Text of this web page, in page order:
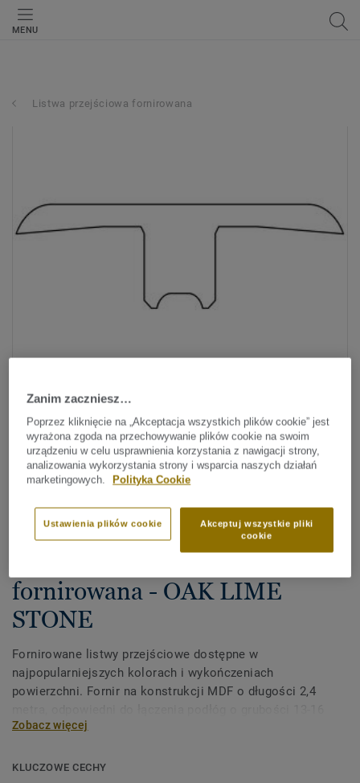
MENU
Listwa przejściowa fornirowana
Akcesoria
fornirowana - OAK LIME
STONE
Fornirowane listwy przejściowe dostępne w
najpopularniejszych kolorach i wykończeniach
powierzchni. Fornir na konstrukcji MDF o długości 2,4
mm.
Drewno to produkt naturalny. Mogą wystąpić różnice w
Zobacz więcej
KLUCZOWE CECHY
Zanim zaczniesz…
Poprzez kliknięcie na „Akceptacja wszystkich plików cookie” jest
wyrażona zgoda na przechowywanie plików cookie na swoim
urządzeniu w celu usprawnienia korzystania z nawigacji strony,
analizowania wykorzystania strony i wsparcia naszych działań
marketingowych.
Polityka Cookie
Akceptuj wszystkie pliki
cookie
Ustawienia plików cookie